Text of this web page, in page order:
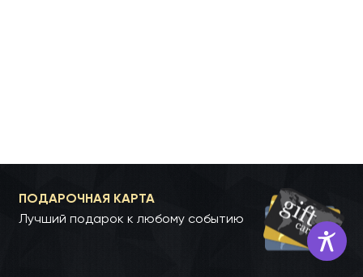
ПОДАРОЧНАЯ КАРТА
Лучший подарок к любому событию